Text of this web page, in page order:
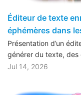
Éditeur de texte
éphémères dans
Présentation d’un
générer du texte,
Jul 14, 2026